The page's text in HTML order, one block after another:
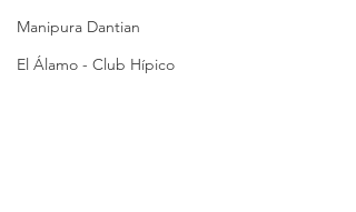
Manipura Dantian
El Álamo - Club Hípico